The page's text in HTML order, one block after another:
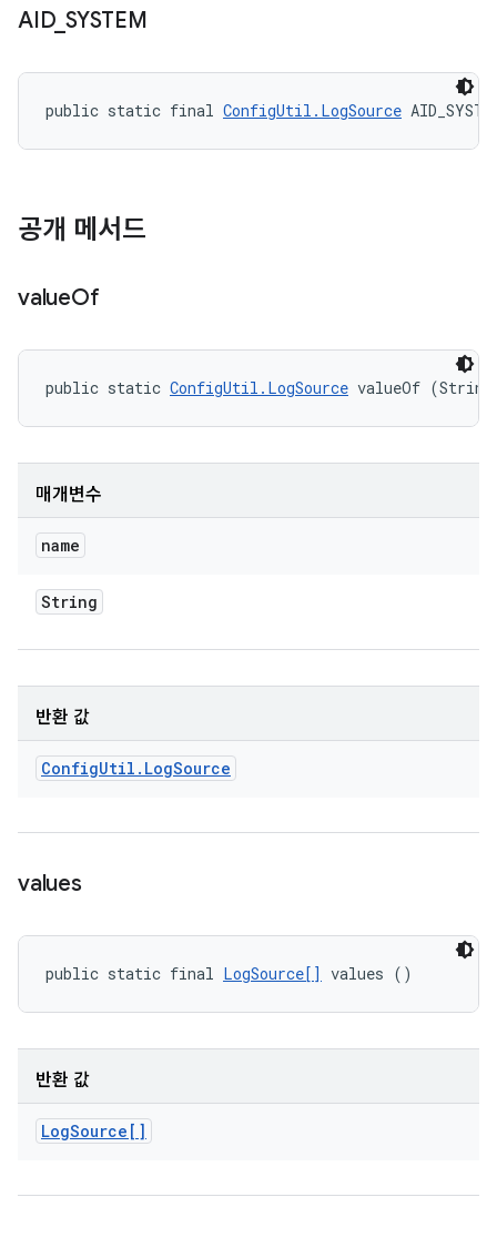
AID_ SYSTEM
public static final ConfigUtil.LogSource
공개 메서드
valueOf
public static ConfigUtil.LogSource valueOf (String
매개변수
name
String
반환 값
ConfigUtil . LogSource
values
public static final LogSource[] values ()
반환 값
LogSource[]